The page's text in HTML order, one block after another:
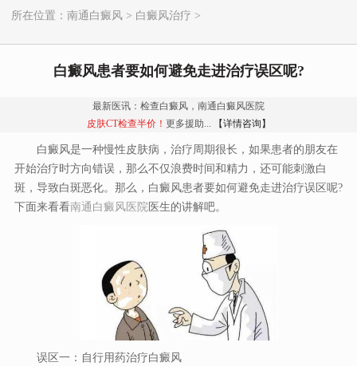
所在位置： 南通白癜风 > 白癜风治疗 >
白癜风患者要如何避免走进治疗误区呢?
最新医讯：检查白癜风，南通白癜风医院
皮肤CT检查半价！ 更多援助... 【详情咨询】
白癜风是一种慢性皮肤病，治疗周期很长，如果患者的朋友在
开始治疗时方向错误，那么不仅浪费时间和精力，还可能刺激白
斑，导致白斑恶化。那么，白癜风患者要如何避免走进治疗误区呢?
下面来看看南通白癜风医院医生的讲解吧。
误区一：自行用药治疗白癜风